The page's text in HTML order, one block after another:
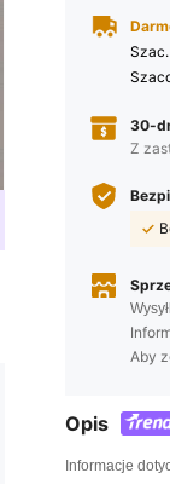
30-
Z
Aby
Opis
Informacje